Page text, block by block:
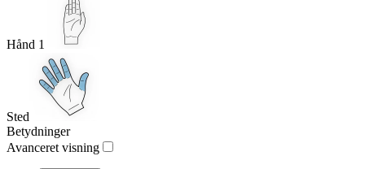
Hånd 1
Sted
Betydninger
Avanceret visning